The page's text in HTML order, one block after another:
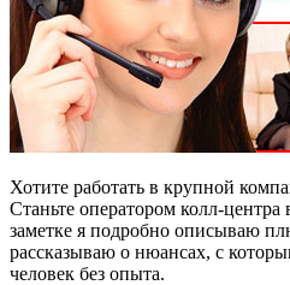
Хотите работать в крупной
Станьте оператором колл-
заметке я подробно описываю
рассказываю о нюансах, с
человек без опыта.